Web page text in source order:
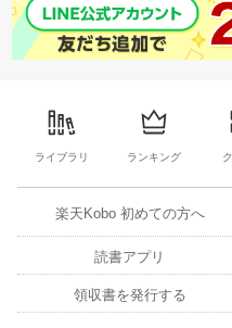
ライブラリ ランキング
楽天Kobo 初めての方へ
読書アプリ
領収書を発行する